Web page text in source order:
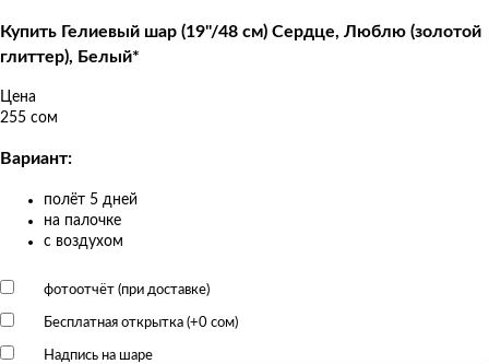
Купить Гелиевый шар (19''/48 см) Сердце, Люблю (золотой
глиттер), Белый*
Цена
255 сом
Вариант:
полёт 5 дней
на палочке
с воздухом
фотоотчёт (при доставке)
Бесплатная открытка (+0 сом)
Надпись на шаре